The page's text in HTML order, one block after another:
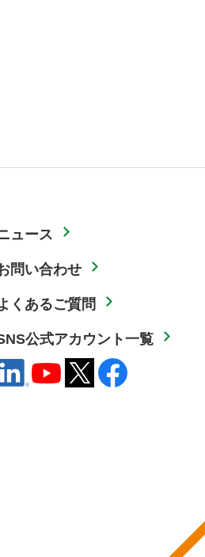
ュース
問い合わせ
くあるご質問
公式アカウント一覧